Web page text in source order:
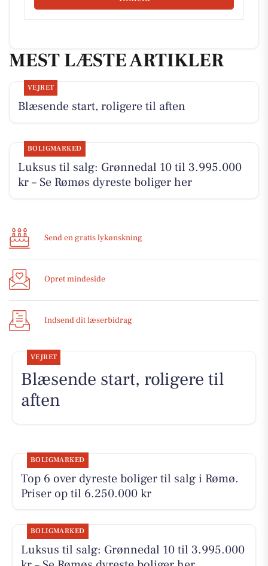
MEST LÆSTE ARTIKLER
VEJRET
Blæsende start, roligere til aften
BOLIGMARKED
Luksus til salg: Grønnedal 10 til 3.995.000
kr – Se Rømøs dyreste boliger her
Send en gratis lykønskning
Opret mindeside
Indsend dit læserbidrag
VEJRET
Blæsende start, roligere til
aften
BOLIGMARKED
Top 6 over dyreste boliger til salg i Rømø.
Priser op til 6.250.000 kr
BOLIGMARKED
Luksus til salg: Grønnedal 10 til 3.995.000